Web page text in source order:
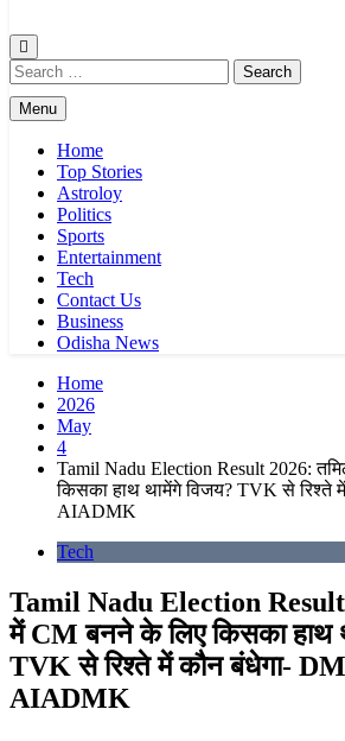
Search
for:
Menu
Home
Top Stories
Astroloy
Politics
Sports
Entertainment
Tech
Contact Us
Business
Odisha News
Home
2026
May
4
Tamil Nadu Election Result 2026:
किसका हाथ थामेंगे विजय? TVK से रिश्ते
AIADMK
Tech
Tamil Nadu Election Result
में CM बनने के लिए किसका हाथ
TVK से रिश्ते में कौन बंधेगा-
AIADMK